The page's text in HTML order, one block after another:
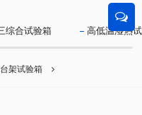
综合试验箱 高低温湿热
架试验箱